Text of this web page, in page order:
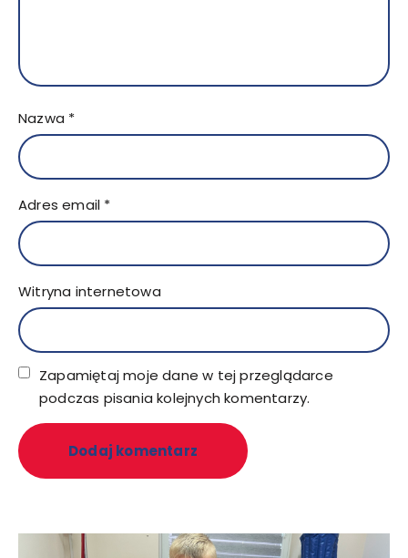
Nazwa *
Adres email *
Witryna internetowa
Zapamiętaj moje dane w tej przeglądarce
podczas pisania kolejnych komentarzy.